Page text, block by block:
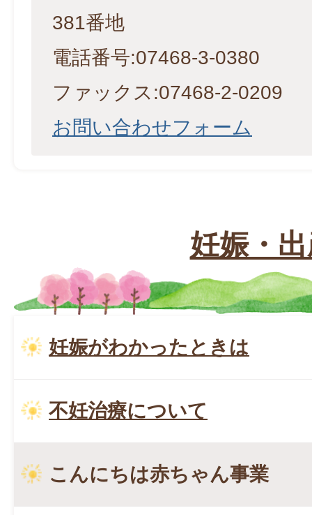
381番地
電話番号:07468-3-0380
ファックス:07468-2-0209
お問い合わせフォーム
妊娠・
妊娠がわかったときは
不妊治療について
こんにちは赤ちゃん事業